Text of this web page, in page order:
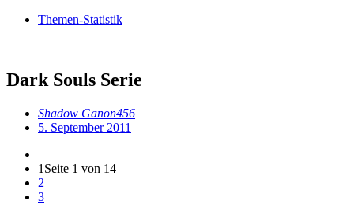
Themen-Statistik
Dark Souls Serie
Shadow Ganon456
5. September 2011
1 Seite 1 von 14
2
3